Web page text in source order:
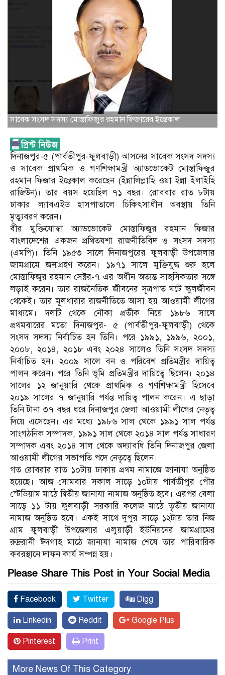
সাবেক সংসদ সদস্য মোস্তাফিজুর রহমান ফিজারের ইন্তেকাল
দিনাজপুর-৫ (পার্বতীপুর-ফুলবাড়ী) আসনের সাবেক সংসদ সদস্য
ও সাবেক প্রাথমিক ও গণশিক্ষামন্ত্রী অ্যাডভোকেট মোস্তাফিজুর
রহমান ফিজার ইন্তেকাল করেছেন (ইন্নালিল্লাহি ওয়া ইন্না ইলাইহি
রাজিউন)। তার বয়স হয়েছিল ৭১ বছর। রোববার রাত ৮টায়
ঢাকার ল্যাবএইড হাসপাতালে চিকিৎসাধীন অবস্থায় তিনি
মৃত্যুবরণ করেন।
বীর মুক্তিযোদ্ধা অ্যাডভোকেট মোস্তাফিজুর রহমান ফিজার
বাংলাদেশের একজন প্রথিতযশা রাজনীতিবিদ ও সংসদ সদস্য
(এমপি)। তিনি ১৯৫৩ সালে দিনাজপুরের ফুলবাড়ী উপজেলার
জামগ্রামে জন্মগ্রহণ করেন। ১৯৭১ সালে মুক্তিযুদ্ধ শুরু হলে
মোস্তাফিজুর রহমান সেক্টর-৭ এর অধীন অত্যন্ত সাহসিকতার সঙ্গে
লড়াই করেন। তার রাজনৈতিক জীবনের সূত্রপাত ঘটে স্কুলজীবন
থেকেই। তার মূলধারার রাজনীতিতে আসা হয় আওয়ামী লীগের
মাধ্যমে। দলটি থেকে নৌকা প্রতীক নিয়ে ১৯৮৬ সালে
প্রথমবারের মতো দিনাজপুর- ৫ (পার্বতীপুর-ফুলবাড়ী) থেকে
সংসদ সদস্য নির্বাচিত হন তিনি। পরে ১৯৯১, ১৯৯৬, ২০০১,
২০০৮, ২০১৪, ২০১৮ এবং ২০২৪ সালেও তিনি সংসদ সদস্য
নির্বাচিত হন। ২০০৯ সালে বন ও পরিবেশ প্রতিমন্ত্রীর দায়িত্ব
পালন করেন। পরে তিনি ভূমি প্রতিমন্ত্রীর দায়িত্বে ছিলেন। ২০১৪
সালের ১২ জানুয়ারি থেকে প্রাথমিক ও গণশিক্ষামন্ত্রী হিসেবে
২০১৯ সালের ৭ জানুয়ারি পর্যন্ত দায়িত্ব পালন করেন। এ ছাড়া
তিনি টানা ৩৭ বছর ধরে দিনাজপুর জেলা আওয়ামী লীগের নেতৃত্ব
দিয়ে এসেছেন। এর মধ্যে ১৯৮৬ সাল থেকে ১৯৯১ সাল পর্যন্ত
সাংগঠনিক সম্পাদক, ১৯৯১ সাল থেকে ২০১৪ সাল পর্যন্ত সাধারণ
সম্পাদক এবং ২০১৪ সাল থেকে অদ্যাবধি তিনি দিনাজপুর জেলা
আওয়ামী লীগের সভাপতি পদে নেতৃত্বে ছিলেন।
গত রোবরার রাত ১০টায় ঢাকায় প্রথম নামাজে জানাযা অনুষ্ঠিত
হয়েছে। আজ সোমবার সকাল সাড়ে ১০টায় পার্বতীপুর পৌর
স্টেডিয়াম মাঠে দ্বিতীয় জানাযা নামাজ অনুষ্ঠিত হবে। এরপর বেলা
সাড়ে ১১ টায় ফুলবাড়ী সরকারি কলেজ মাঠে তৃতীয় জানাযা
নামাজ অনুষ্ঠিত হবে। একই সাথে দুপুর সাড়ে ১২টায় তার নিজ
গ্রাম ফুলবাড়ী উপজেলার এলুয়াড়ী ইউনিয়নের জামগ্রামের
রুদ্ররানী ঈদগাহ মাঠে জানাযা নামাজ শেষে তার পারিবারিক
কবরস্থানে দাফন কার্য সম্পন্ন হয়।
Please Share This Post in Your Social Media
Facebook Twitter Digg
Linkedin Reddit Google Plus
Pinterest Print
More News Of This Category